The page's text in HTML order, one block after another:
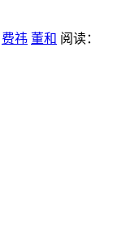
费祎 董和 阅读：